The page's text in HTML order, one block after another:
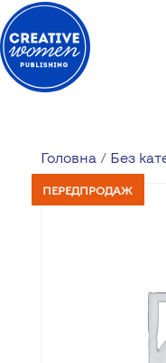
Головна / Без
ПЕРЕДПРОДАЖ